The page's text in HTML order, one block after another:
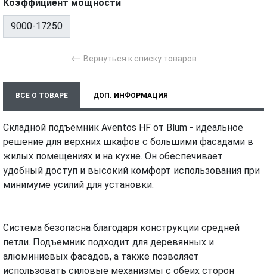
Коэффициент мощности
9000-17250
← Вернуться к списку товаров
ВСЕ О ТОВАРЕ ДОП. ИНФОРМАЦИЯ
Складной подъемник Aventos HF от Blum - идеальное
решение для верхних шкафов с большими фасадами в
жилых помещениях и на кухне. Он обеспечивает
удобный доступ и высокий комфорт использования при
минимуме усилий для установки.
Система безопасна благодаря конструкции средней
петли. Подъемник подходит для деревянных и
алюминиевых фасадов, а также позволяет
использовать силовые механизмы с обеих сторон